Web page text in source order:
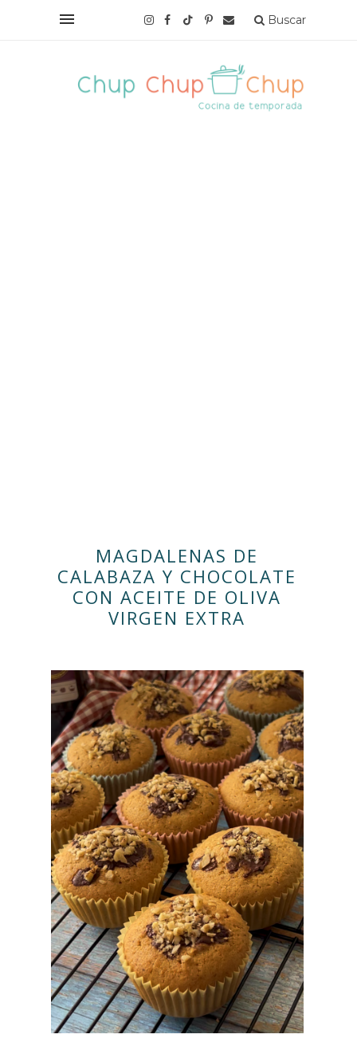
Buscar
MAGDALENAS DE
CALABAZA Y CHOCOLATE
CON ACEITE DE OLIVA
VIRGEN EXTRA